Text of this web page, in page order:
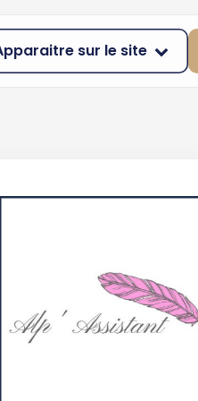
sur le site